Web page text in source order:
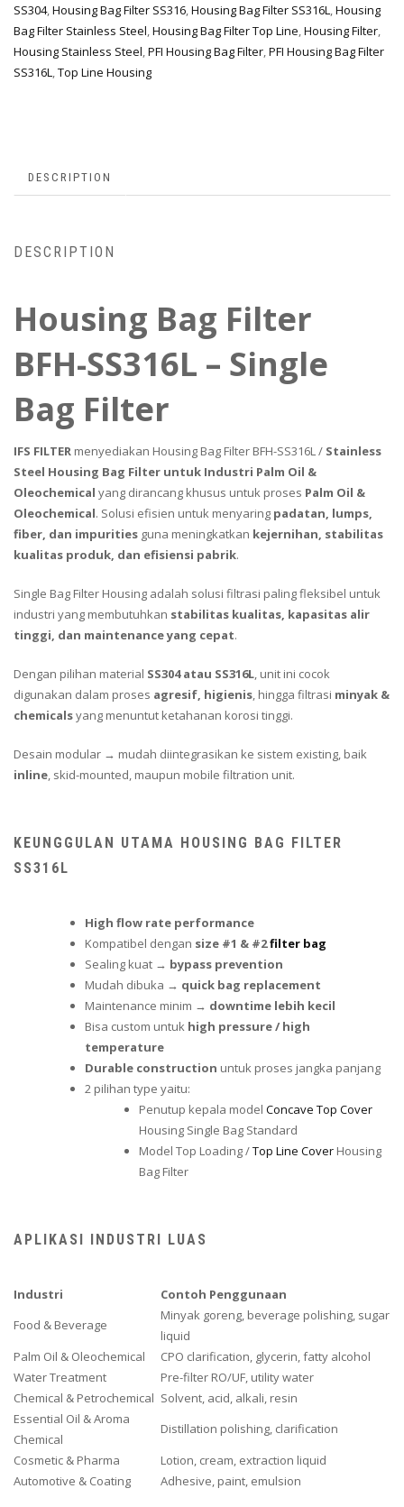
SS304,Housing Bag Filter SS316,Housing Bag Filter SS316L,Housing
Bag Filter Stainless Steel,Housing Bag Filter Top Line,Housing Filter,
Housing Stainless Steel,PFI Housing Bag Filter,PFI Housing Bag Filter
SS316L,Top Line Housing
DESCRIPTION
DESCRIPTION
Housing Bag Filter
BFH-SS316L – Single
Bag Filter
IFS FILTER menyediakan Housing Bag Filter BFH-SS316L / Stainless
Steel Housing Bag Filter untuk Industri Palm Oil &
Oleochemical yang dirancang khusus untuk proses Palm Oil &
Oleochemical. Solusi efisien untuk menyaring padatan, lumps,
fiber, dan impurities guna meningkatkan kejernihan, stabilitas
kualitas produk, dan efisiensi pabrik.
Single Bag Filter Housing adalah solusi filtrasi paling fleksibel untuk
industri yang membutuhkan stabilitas kualitas, kapasitas alir
tinggi, dan maintenance yang cepat.
Dengan pilihan material SS304 atau SS316L, unit ini cocok
digunakan dalam proses agresif, higienis, hingga filtrasi minyak &
chemicalsyang menuntut ketahanan korosi tinggi.
Desain modular → mudah diintegrasikan ke sistem existing, baik
inline, skid-mounted, maupun mobile filtration unit.
KEUNGGULAN UTAMA HOUSING BAG FILTER
SS316L
High flow rate performance
Kompatibel dengan size #1 & #2filter bag
Sealing kuat → bypass prevention
Mudah dibuka → quick bag replacement
Maintenance minim → downtime lebih kecil
Bisa custom untuk high pressure / high
temperature
Durable construction untuk proses jangka panjang
2 pilihan type yaitu:
Penutup kepala model Concave Top Cover
Housing Single Bag Standard
Model Top Loading /Top Line CoverHousing
Bag Filter
APLIKASI INDUSTRI LUAS
Industri
Contoh Penggunaan
Food & Beverage
Minyak goreng, beverage polishing, sugar
liquid
Palm Oil & Oleochemical
CPO clarification, glycerin, fatty alcohol
Water Treatment
Pre-filter RO/UF, utility water
Chemical & Petrochemical Solvent, acid, alkali, resin
Essential Oil & Aroma
Chemical
Distillation polishing, clarification
Cosmetic & Pharma
Lotion, cream, extraction liquid
Automotive & Coating
Adhesive, paint, emulsion